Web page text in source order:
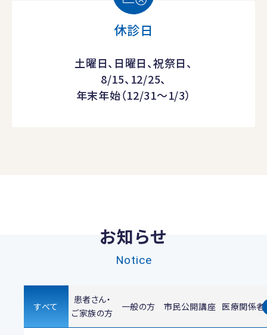
休診日
土曜日、日曜日、祝祭日、
8/15、12/25、
年末年始（12/31～1/3）
お知らせ
Notice
すべて
患者さん・
ご家族の方
一般の方 市民公開講座 医療関係